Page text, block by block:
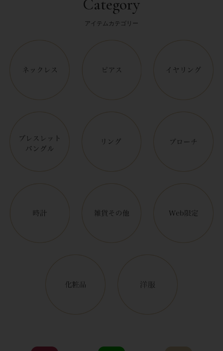
Category
アイテムカテゴリー